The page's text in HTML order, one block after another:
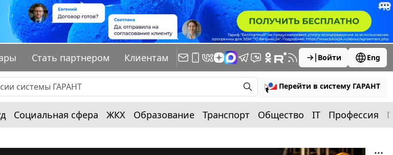
Стать партнером Клиентам Войти Eng
Перейти в систему ГАРАНТ
Социальная сфера ЖКХ Образование Транспорт Общество IT Профессия